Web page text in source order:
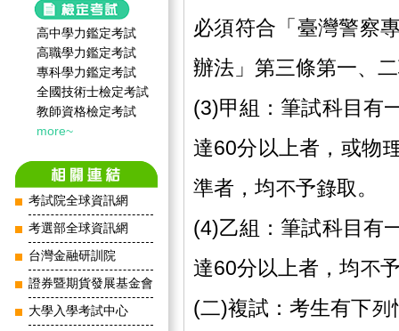
高中學力鑑定考試
高職學力鑑定考試
專科學力鑑定考試
全國技術士檢定考試
教師資格檢定考試
more~
考試院全球資訊網
考選部全球資訊網
台灣金融研訓院
證券暨期貨發展基金會
大學入學考試中心
必須符合「臺灣警察
辦法」第三條第一、
(3)甲組：筆試科目有
達60分以上者，或物
準者，均不予錄取。
(4)乙組：筆試科目有
達60分以上者，均不
(二)複試：考生有下